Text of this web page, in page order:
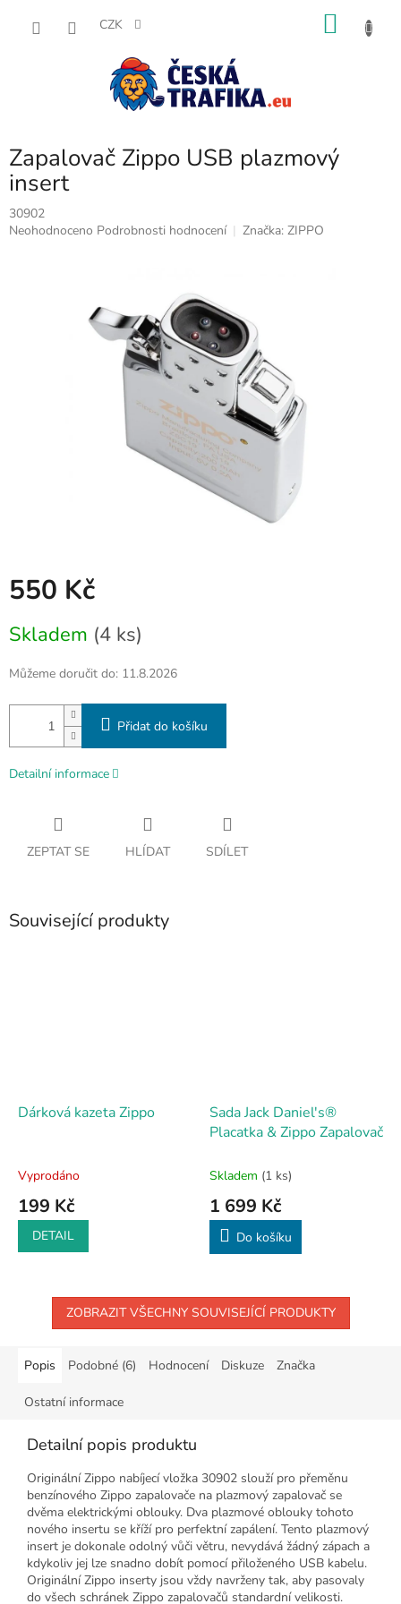
CZK
Zapalovač Zippo USB plazmový
insert
30902
Průměrné
Neohodnoceno Podrobnosti hodnocení Značka: ZIPPO
550 Kč
cena:
Skladem (4 ks)
Můžeme doručit do: 11.8.2026
Přidat do košíku
Detailní informace
ZEPTAT SE HLÍDAT SDÍLET
Související produkty
Dárková kazeta Zippo
Vyprodáno
199 Kč
DETAIL
Sada Jack Daniel's®
Placatka & Zippo Zapalovač
Skladem (1 ks)
1 699 Kč
Do košíku
ZOBRAZIT VŠECHNY SOUVISEJÍCÍ PRODUKTY
Popis Podobné (6) Hodnocení Diskuze Značka
Ostatní informace
Detailní popis produktu
Originální Zippo nabíjecí vložka 30902 slouží pro přeměnu
benzínového Zippo zapalovače na plazmový zapalovač se
dvěma elektrickými oblouky. Dva plazmové oblouky tohoto
nového insertu se kříží pro perfektní zapálení. Tento plazmový
insert je dokonale odolný vůči větru, nevydává žádný zápach a
kdykoliv jej lze snadno dobít pomocí přiloženého USB kabelu.
Originální Zippo inserty jsou vždy navrženy tak, aby pasovaly
do všech schránek Zippo zapalovačů standardní velikosti.